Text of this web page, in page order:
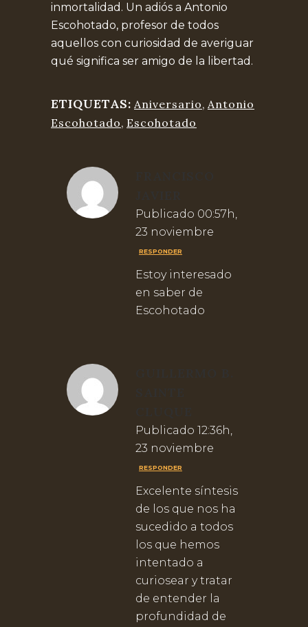
inmortalidad. Un adiós a Antonio
Escohotado, profesor de todos
aquellos con curiosidad de averiguar
qué significa ser amigo de la libertad.
ETIQUETAS: Aniversario, Antonio
Escohotado, Escohotado
Publicado 00:57h,
23 noviembre
RESPONDER
Estoy interesado
en saber de
Escohotado
Publicado 12:36h,
23 noviembre
RESPONDER
Excelente síntesis
de los que nos ha
sucedido a todos
los que hemos
intentado a
curiosear y tratar
de entender la
profundidad de